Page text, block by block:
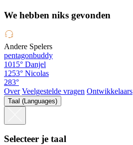
We hebben niks gevonden
Andere Spelers
pentagonbuddy
1015° Danjel
1253° Nicolas
283°
Over Veelgestelde vragen Ontwikkelaars
Taal (Languages)
Selecteer je taal